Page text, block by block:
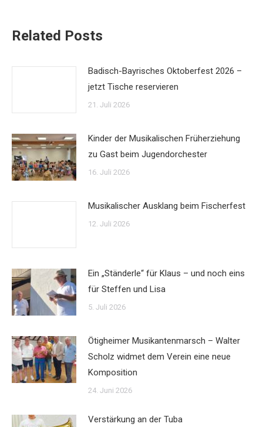
Related Posts
Badisch-Bayrisches Oktoberfest 2026 –
jetzt Tische reservieren
21. Juli 2026
Kinder der Musikalischen Früherziehung
zu Gast beim Jugendorchester
16. Juli 2026
Musikalischer Ausklang beim Fischerfest
12. Juli 2026
Ein „Ständerle“ für Klaus – und noch eins
für Steffen und Lisa
5. Juli 2026
Ötigheimer Musikantenmarsch – Walter
Scholz widmet dem Verein eine neue
Komposition
24. Juni 2026
Verstärkung an der Tuba